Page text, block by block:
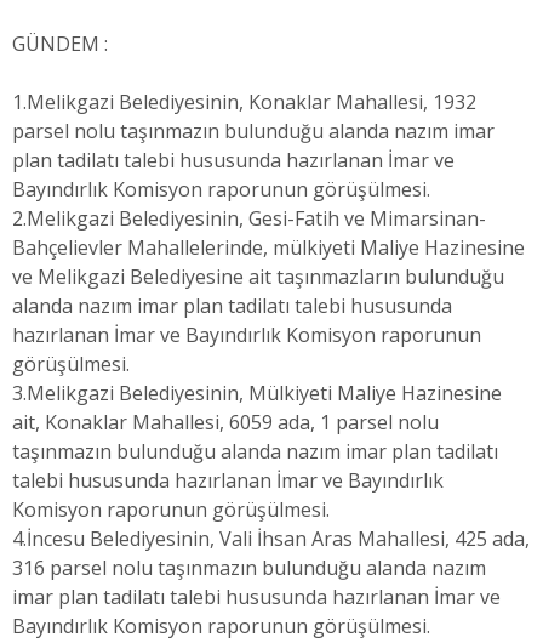
GÜNDEM :
1.Melikgazi Belediyesinin, Konaklar Mahallesi, 1932
parsel nolu taşınmazın bulunduğu alanda nazım imar
plan tadilatı talebi hususunda hazırlanan İmar ve
Bayındırlık Komisyon raporunun görüşülmesi.
2.Melikgazi Belediyesinin, Gesi-Fatih ve Mimarsinan-
Bahçelievler Mahallelerinde, mülkiyeti Maliye Hazinesine
ve Melikgazi Belediyesine ait taşınmazların bulunduğu
alanda nazım imar plan tadilatı talebi hususunda
hazırlanan İmar ve Bayındırlık Komisyon raporunun
görüşülmesi.
3.Melikgazi Belediyesinin, Mülkiyeti Maliye Hazinesine
ait, Konaklar Mahallesi, 6059 ada, 1 parsel nolu
taşınmazın bulunduğu alanda nazım imar plan tadilatı
talebi hususunda hazırlanan İmar ve Bayındırlık
Komisyon raporunun görüşülmesi.
4.İncesu Belediyesinin, Vali İhsan Aras Mahallesi, 425 ada,
316 parsel nolu taşınmazın bulunduğu alanda nazım
imar plan tadilatı talebi hususunda hazırlanan İmar ve
Bayındırlık Komisyon raporunun görüşülmesi.